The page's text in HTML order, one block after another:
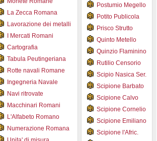
La Zecca Romana
Lavorazione dei metalli
I Mercati Romani
Cartografia
Tabula Peutingeriana
Rotte navali Romane
Ingegneria Navale
Navi ritrovate
Macchinari Romani
L'Alfabeto Romano
Numerazione Romana
Postumio Megello
Potito Publicola
Prisco Strutto
Quinto Metello
Quinzio Flaminino
Rutilio Censorio
Scipio Nasica Ser.
Scipione Barbato
Scipione Calvo
Scipione Cornelio
Scipione Emiliano
Scipione l'Afric.